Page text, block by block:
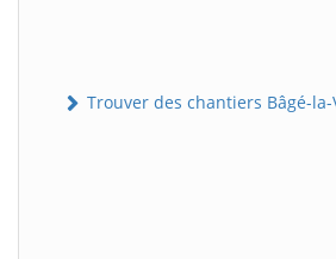
Trouver des chantiers Bâgé-la-